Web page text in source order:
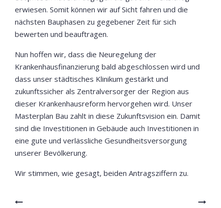
erwiesen. Somit können wir auf Sicht fahren und die
nächsten Bauphasen zu gegebener Zeit für sich
bewerten und beauftragen.
Nun hoffen wir, dass die Neuregelung der
Krankenhausfinanzierung bald abgeschlossen wird und
dass unser städtisches Klinikum gestärkt und
zukunftssicher als Zentralversorger der Region aus
dieser Krankenhausreform hervorgehen wird. Unser
Masterplan Bau zahlt in diese Zukunftsvision ein. Damit
sind die Investitionen in Gebäude auch Investitionen in
eine gute und verlässliche Gesundheitsversorgung
unserer Bevölkerung.
Wir stimmen, wie gesagt, beiden Antragsziffern zu.